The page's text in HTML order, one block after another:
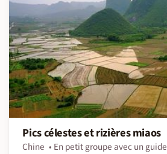
Pics célestes et rizières miaos
Chine
En petit groupe avec un guide